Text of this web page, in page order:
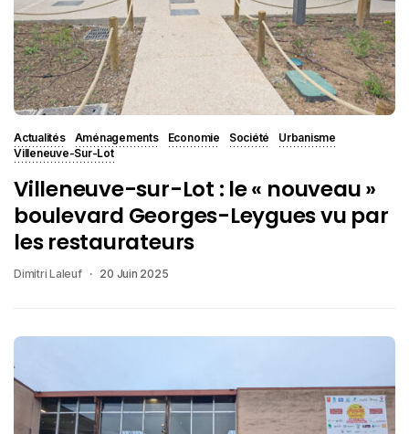
Actualités Aménagements Economie Société
Urbanisme
Villeneuve-Sur-Lot
Villeneuve-sur-Lot : le « nouveau »
boulevard Georges-Leygues vu par
les restaurateurs
Dimitri Laleuf 20 Juin 2025